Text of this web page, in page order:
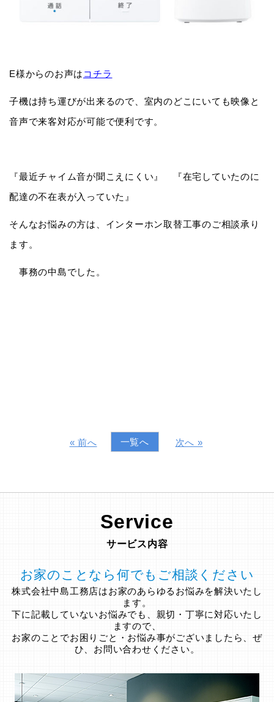
E様からのお声は コチラ
子機は持ち運びが出来るので、室内のどこにいても映像と
音声で来客対応が可能で便利です。
『最近チャイム音が聞こえにくい』 『在宅していたのに
配達の不在表が入っていた』
そんなお悩みの方は、インターホン取替工事のご相談承り
ます。
事務の中島でした。
« 前へ 一覧へ 次へ »
Service
サービス内容
お家のことなら何でもご相談ください
株式会社中島工務店はお家のあらゆるお悩みを解決いたし
ます。
下に記載していないお悩みでも、親切・丁寧に対応いたし
ますので、
お家のことでお困りごと・お悩み事がございましたら、ぜ
ひ、お問い合わせください。